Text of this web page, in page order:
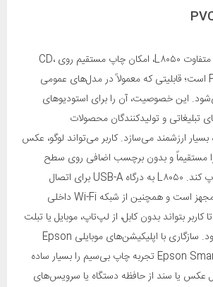
یکی از ویژگی‌های متفاوت L۸۰۵۰، امکان چاپ مستقیم روی CD،
DVD و کارت PVC است؛ قابلیتی که معمولاً در مدل‌های عمومی
این خصوصیت، آن را برای استودیوهای
و تولیدکنندگان محصولات
ارزشمند می‌سازد. کاربر می‌تواند لوگو، عکس
مستقیماً و بدون برچسب اضافی روی سطح
دیسک یا کارت چاپ کند. L۸۰۵۰ به درگاه USB-A برای اتصال
مستقیم به رایانه مجهز است و همچنین از شبکه Wi-Fi داخلی
کاربر بتواند بدون کابل، از لپ‌تاپ، موبایل یا تبلت
به چاپگر متصل شود. سازگاری با اپلیکیشن‌های موبایلی Epson
iPrint و Epson Smart Panel تجربه چاپ بی‌سیم را بسیار ساده
عکس یا سند از حافظه دستگاه یا سرویس‌های